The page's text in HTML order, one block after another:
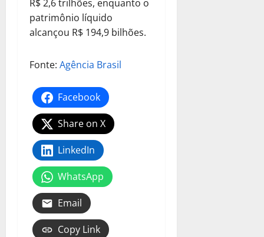
R$ 2,6 trilhões, enquanto o
patrimônio líquido
alcançou R$ 194,9 bilhões.
Fonte: Agência Brasil
Facebook
Share on X
LinkedIn
WhatsApp
Email
Copy Link